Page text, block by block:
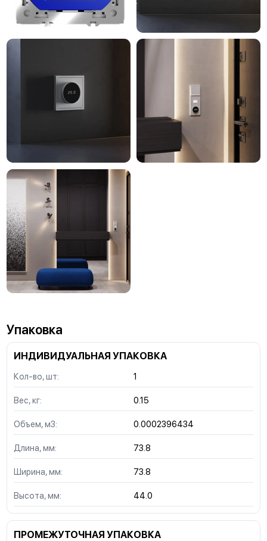
Упаковка
ИНДИВИДУАЛЬНАЯ УПАКОВКА
Кол-во, шт: 1
Вес, кг: 0.15
Объем, м3: 0.0002396434
Длина, мм: 73.8
Ширина, мм: 73.8
Высота, мм: 44.0
ПРОМЕЖУТОЧНАЯ УПАКОВКА